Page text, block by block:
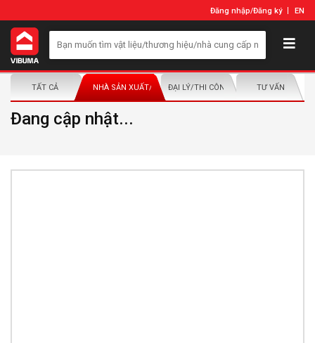
Đăng nhập/Đăng ký EN
TẤT CẢ NHÀ SẢN XUẤT/NHÀ PHÂN PHỐIĐẠI LÝ/THI CÔNG LẮP ĐẶTTƯ VẤN
Đang cập nhật...